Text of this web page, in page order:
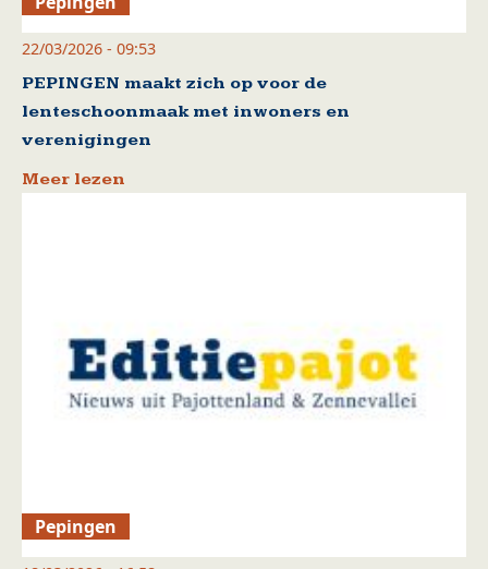
22/03/2026 - 09:53
PEPINGEN maakt zich op voor de
lenteschoonmaak met inwoners en
verenigingen
Meer lezen
Pepingen